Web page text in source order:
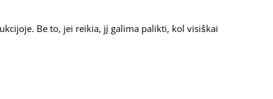
Be to, jei reikia, jį galima palikti, kol visiškai